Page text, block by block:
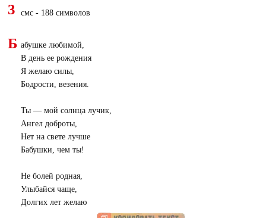
3 смс - 188 символов
Б абушке любимой,
В день ее рождения
Я желаю силы,
Бодрости, везения.
Ты — мой солнца лучик,
Ангел доброты,
Нет на свете лучше
Бабушки, чем ты!
Не болей родная,
Улыбайся чаще,
Долгих лет желаю